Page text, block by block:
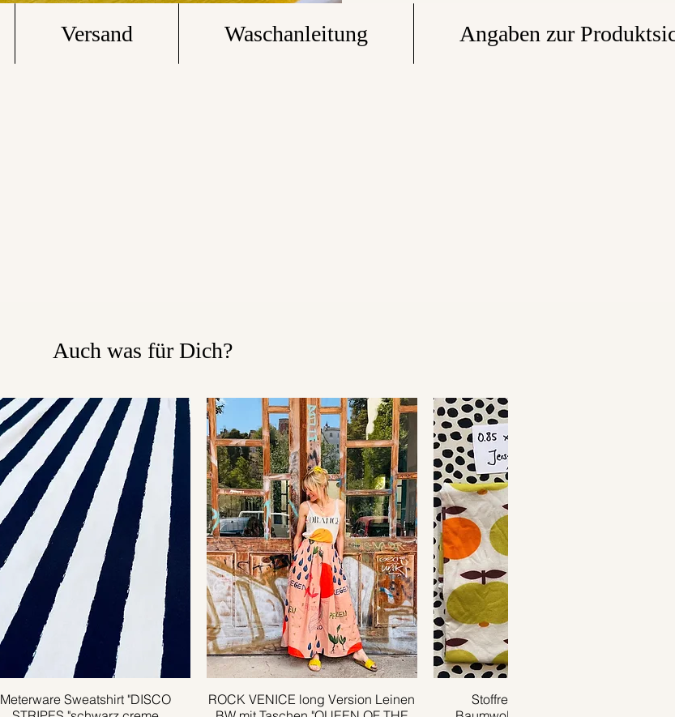
Versand Waschanleitung Angaben zur
Auch was für Dich?
Schnellansicht
Meterware Sweatshirt "DISCO
Schnellansicht
ROCK VENICE long Version Leinen
Schnellansicht
Stoffrest 0.85m x 0.35m